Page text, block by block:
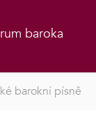
baroka
barokní písně